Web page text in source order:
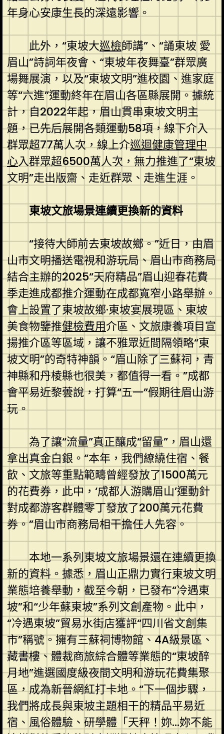
年身心安康生長的深遠影響。
此外，“東坡大巡檢師講”、“誦東坡 愛
眉山”詩詞年夜會、“東坡年夜舞臺”群眾廣
場舞展演，以及“東坡文明”進校園、進家庭
等“六進”運動終年在眉山各區縣展開。據統
計，自2022年起，眉山貫串東坡文明主
題，已先后展開各類運動58項，線下介入
群眾超77萬人次，線上介巡迴健康管理中
心入群眾超6500萬人次，無力推進了“東坡
文明”走出版齋、走近群眾、走進生涯。
東坡文旅場景連續更換新的資料
“接待大師前去東坡故鄉。”近日，由眉
山市文明播送電視和游玩局、眉山市商務局
結合主辦的2025“天府精品”眉山迎春花費
季走進成都推介運動在成都寬窄小路舉辦。
會上設置了東坡故鄉·東坡宴展現區、東坡
美食物鑒推健檢費用介區、文旅康養項目宣
揚推介區等區域，讓不雅眾近間隔領略“東
坡文明”的奇特神韻。“眉山除了三蘇祠，青
神縣和丹棱縣也很美，都值得一看。”成都
會平易近黎蕓說，打算“五一”假期往眉山游
玩。
為了讓“流量”真正釀成“留量”，眉山還
拿出真金白銀。“本年，我們繚繞住宿、餐
飲、文旅等重點範疇曾經發放了1500萬元
的花費券，此中，‘成都人游購眉山’運動針
對成都游客群體零丁發放了200萬元花費
券。”眉山市商務局相干擔任人先容。
本地一系列東坡文旅場景還在連續更換
新的資料。據悉，眉山正鼎力實行東坡文明
業態培養舉動，截至今朝，已發布“冷遇東
坡”和“少年蘇東坡”系列文創產物。此中，
“冷遇東坡”貿易水街店獲評“四川省文創集
市”稱號。擁有三蘇祠博物館、4A級景區、
藏書樓、體裁商旅綜合體等業態的“東坡醉
月地”進選國度級夜間文明和游玩花費集聚
區，成為新晉網紅打卡地。“下一個步驟，
我們將成長與東坡主題相干的精品平易近
宿、風俗體驗、研學體「天秤！妳…妳不能